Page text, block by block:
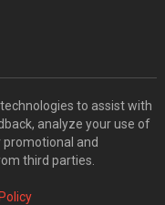
to assist with
analyze your use of
promotional and
third parties.